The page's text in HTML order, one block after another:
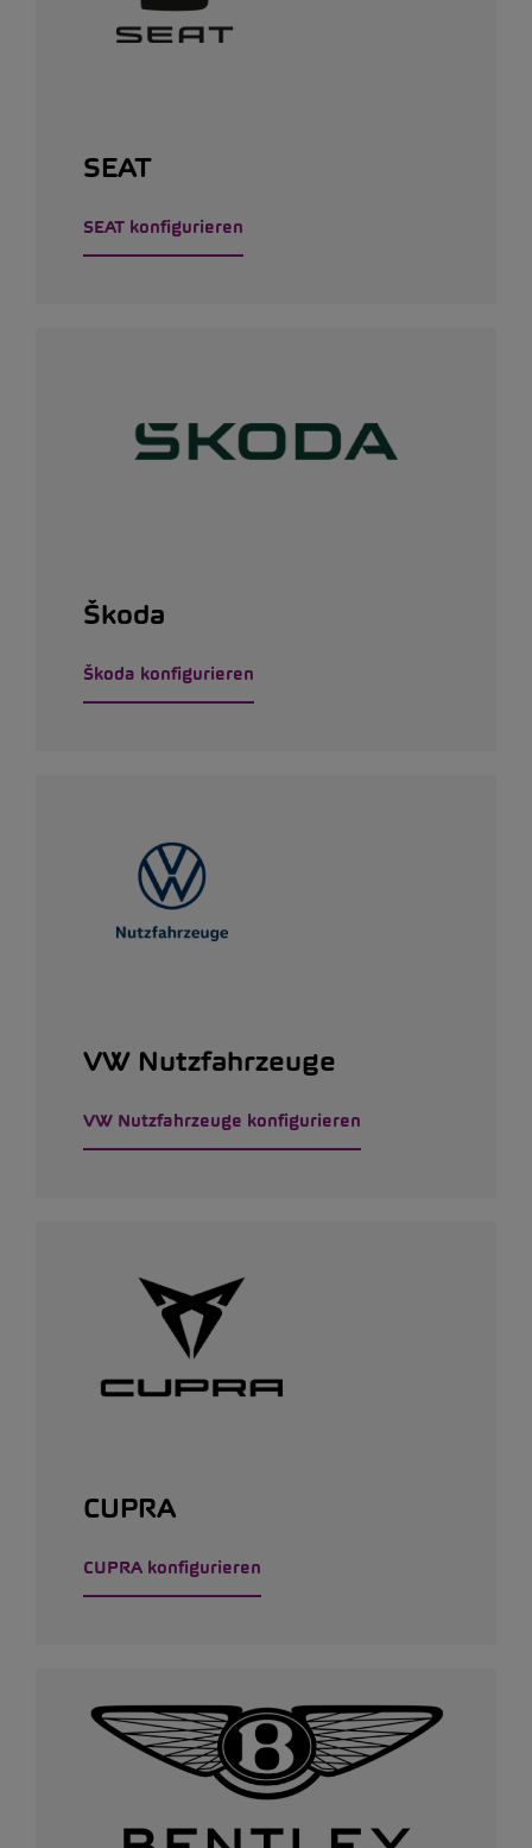
SEAT
SEAT konfigurieren
Škoda
Škoda konfigurieren
VW Nutzfahrzeuge
VW Nutzfahrzeuge konfigurieren
CUPRA
CUPRA konfigurieren